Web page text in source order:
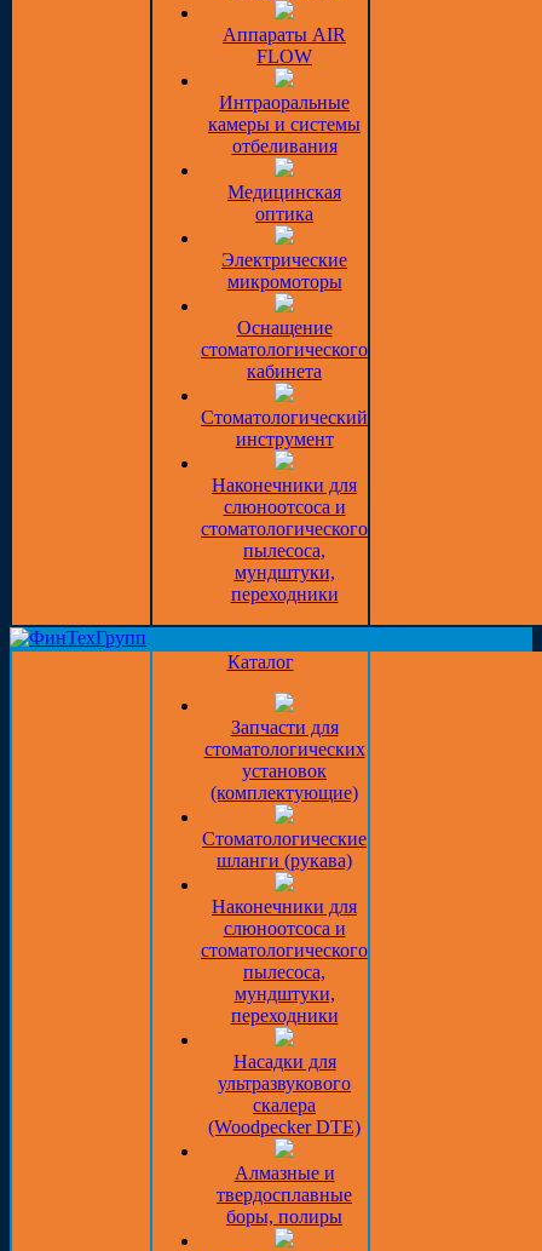
Аппараты AIR
FLOW
Интраоральные
камеры и системы
отбеливания
Медицинская
оптика
Электрические
микромоторы
Оснащение
стоматологического
кабинета
Стоматологический
инструмент
Наконечники для
слюноотсоса и
стоматологического
пылесоса,
мундштуки,
переходники
Каталог
Запчасти для
стоматологических
установок
(комплектующие)
Стоматологические
шланги (рукава)
Наконечники для
слюноотсоса и
стоматологического
пылесоса,
мундштуки,
переходники
Насадки для
ультразвукового
скалера
(Woodpecker DTE)
Алмазные и
твердосплавные
боры, полиры